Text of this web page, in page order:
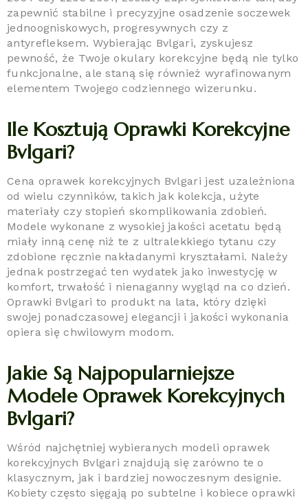
zapewnić stabilne i precyzyjne osadzenie soczewek
jednoogniskowych, progresywnych czy z
antyrefleksem. Wybierając Bvlgari, zyskujesz
pewność, że Twoje okulary korekcyjne będą nie tylko
funkcjonalne, ale staną się również wyrafinowanym
elementem Twojego codziennego wizerunku.
Ile Kosztują Oprawki Korekcyjne
Bvlgari?
Cena oprawek korekcyjnych Bvlgari jest uzależniona
od wielu czynników, takich jak kolekcja, użyte
materiały czy stopień skomplikowania zdobień.
Modele wykonane z wysokiej jakości acetatu będą
miały inną cenę niż te z ultralekkiego tytanu czy
zdobione ręcznie nakładanymi kryształami. Należy
jednak postrzegać ten wydatek jako inwestycję w
komfort, trwałość i nienaganny wygląd na co dzień.
Oprawki Bvlgari to produkt na lata, który dzięki
swojej ponadczasowej elegancji i jakości wykonania
opiera się chwilowym modom.
Jakie Są Najpopularniejsze
Modele Oprawek Korekcyjnych
Bvlgari?
Wśród najchętniej wybieranych modeli oprawek
korekcyjnych Bvlgari znajdują się zarówno te o
klasycznym, jak i bardziej nowoczesnym designie.
Kobiety często sięgają po subtelne i kobiece oprawki